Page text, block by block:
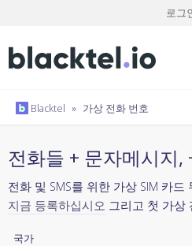
로그
Blacktel » 가상 전화 번호
전화들 + 문자메시지,
전화 및 SMS를 위한 가상 SIM 카드
지금 등록하십시오 그리고 첫 가상
국가